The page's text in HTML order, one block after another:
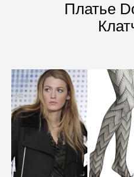
Платье